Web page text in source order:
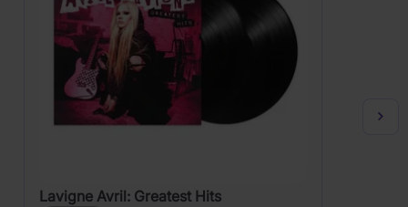
Lavigne Avril: Greatest Hits